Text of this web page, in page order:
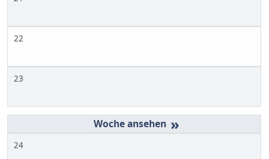
22
23
»
24